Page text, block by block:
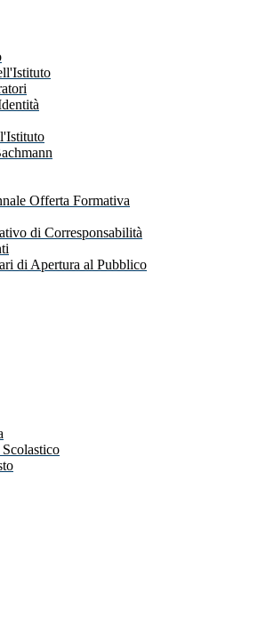
Offerta Formativa
di Corresponsabilità
di Apertura al Pubblico